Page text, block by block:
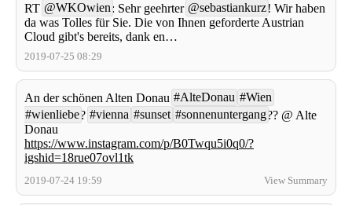
RT @WKOwien : Sehr geehrter @sebastiankurz! Wir haben
da was Tolles für Sie. Die von Ihnen geforderte Austrian
Cloud gibt's bereits, dank en…
2019-07-25 08:29
An der schönen Alten Donau #AlteDonau #Wien
#wienliebe? #vienna #sunset #sonnenuntergang?? @ Alte
Donau
https://www.instagram.com/p/B0Twqu5i0q0/?
igshid=18rue07ovl1tk
2019-07-24 19:59 View Summary